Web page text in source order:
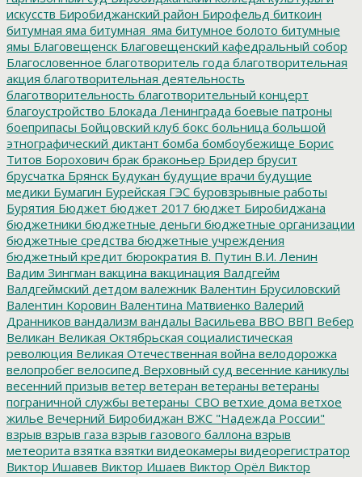
искусств Биробиджанский район Бирофельд биткоин
битумная яма битумная_яма битумное болото битумные
ямы Благовещенск Благовещенский кафедральный собор
Благословенное благотворитель года благотворительная
акция благотворительная деятельность
благотворительность благотворительный концерт
благоустройство Блокада Ленинграда боевые патроны
боеприпасы Бойцовский клуб бокс больница большой
этнографический диктант бомба бомбоубежище Борис
Титов Борохович брак браконьер Бридер брусит
брусчатка Брянск Будукан будущие врачи будущие
медики Бумагин Бурейская ГЭС буровзрывные работы
Бурятия Бюджет бюджет 2017 бюджет Биробиджана
бюджетники бюджетные деньги бюджетные организации
бюджетные средства бюджетные учреждения
бюджетный кредит бюрократия В. Путин В.И. Ленин
Вадим Зингман вакцина вакцинация Валдгейм
Валдгеймский детдом валежник Валентин Брусиловский
Валентин Коровин Валентина Матвиенко Валерий
Дранников вандализм вандалы Васильева ВВО ВВП Вебер
Великан Великая Октябрьская социалистическая
революция Великая Отечественная война велодорожка
велопробег велосипед Верховный суд весенние каникулы
весенний призыв ветер ветеран ветераны ветераны
пограничной службы ветераны_СВО ветхие дома ветхое
жилье Вечерний Биробиджан ВЖС "Надежда России"
взрыв взрыв газа взрыв газового баллона взрыв
метеорита взятка взятки видеокамеры видеорегистратор
Виктор Ишавев Виктор Ишаев Виктор Орёл Виктор